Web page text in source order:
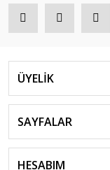
ÜYELİK
SAYFALAR
HESABIM